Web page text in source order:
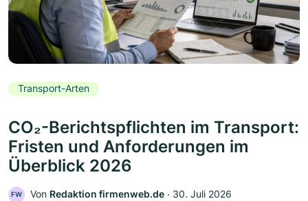
Transport-Arten
CO₂-Berichtspflichten im Transport:
Fristen und Anforderungen im
Überblick 2026
FW Von Redaktion firmenweb.de ‧ 30. Juli 2026